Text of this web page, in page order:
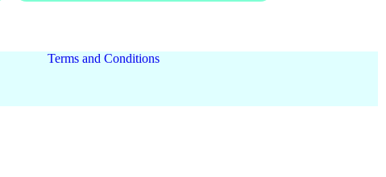
Terms and Conditions